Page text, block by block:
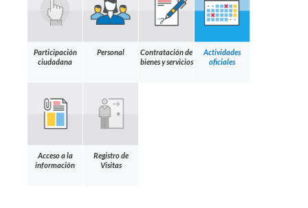
Participación
ciudadana
Personal
Contratación de
bienes y servicios
Actividades
oficiales
Acceso a la
información
Registro de
Visitas